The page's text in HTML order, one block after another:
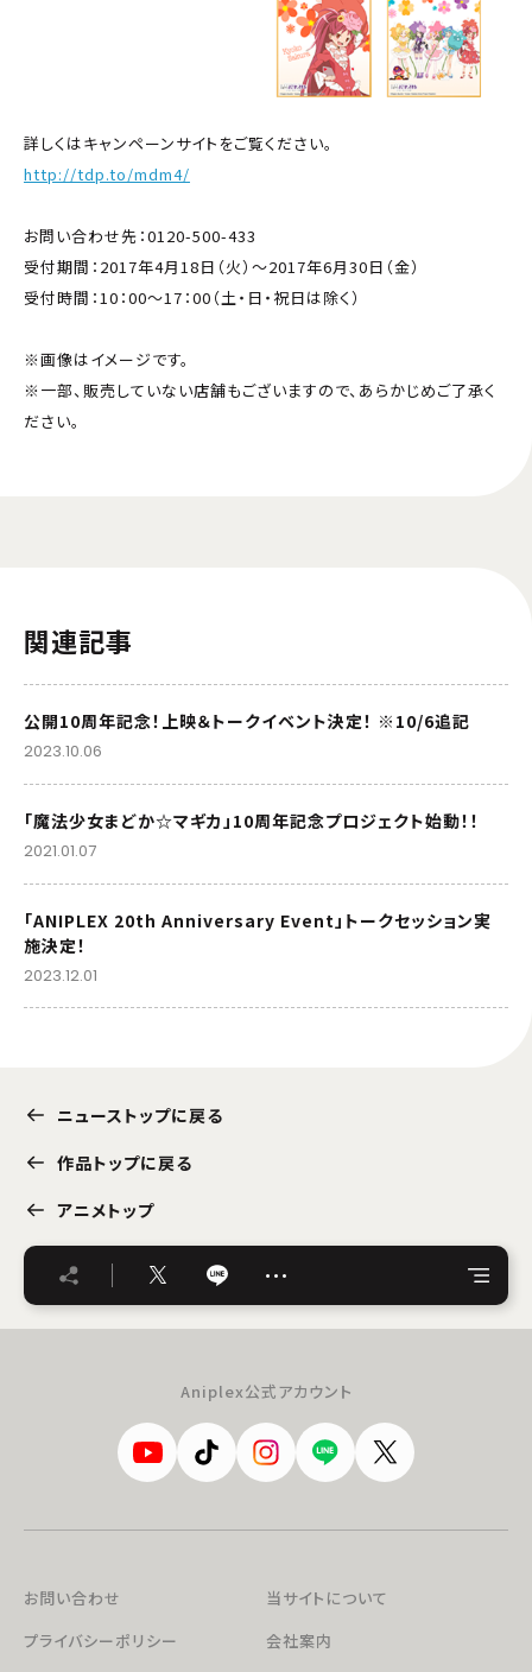
詳しくはキャンペーンサイトをご覧ください。
http://tdp.to/mdm4/
お問い合わせ先：0120-500-433
受付期間：2017年4月18日（火）～2017年6月30日（金）
受付時間：10：00～17：00（土・日・祝日は除く）
※画像はイメージです。
※一部、販売していない店舗もございますので、あらかじめご了承く
ださい。
関連記事
公開10周年記念！上映＆トークイベント決定！ ※10/6追記
2023.10.06
「魔法少女まどか☆マギカ」10周年記念プロジェクト始動！！
2021.01.07
「ANIPLEX 20th Anniversary Event」トークセッション実
施決定！
2023.12.01
ニューストップに戻る
作品トップに戻る
アニメトップ
…
Aniplex公式アカウント
お問い合わせ
当サイトについて
プライバシーポリシー
会社案内